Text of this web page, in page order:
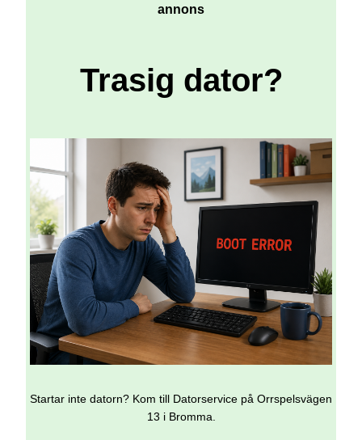
annons
Trasig dator?
Startar inte datorn? Kom till Datorservice på Orrspelsvägen
13 i Bromma.